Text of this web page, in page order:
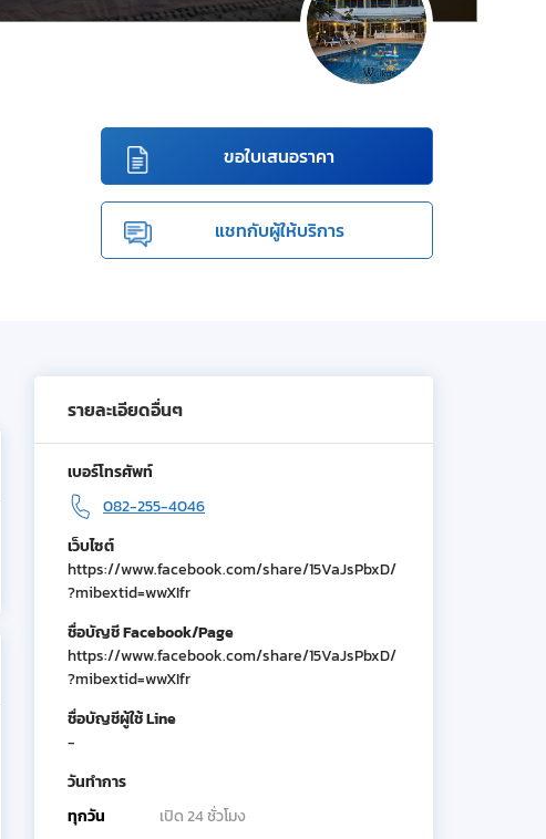
ขอใบเสนอราคา
แชทกับผู้ให้บริการ
รายละเอียดอื่นๆ
เบอร์โทรศัพท์
082-255-4046
เว็บไซต์
https://www.facebook.com/share/15VaJsPbxD/
?mibextid=wwXIfr
ชื่อบัญชี Facebook/Page
https://www.facebook.com/share/15VaJsPbxD/
?mibextid=wwXIfr
ชื่อบัญชีผู้ใช้ Line
-
วันทำการ
ทุกวัน
เปิด 24 ชั่วโมง